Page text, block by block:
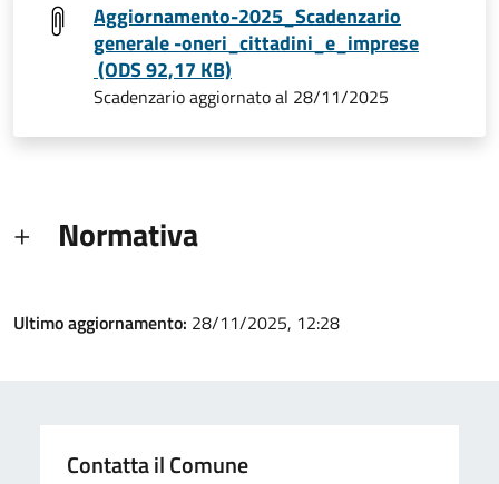
Aggiornamento-2025_Scadenzario
generale -oneri_cittadini_e_imprese
(ODS 92,17 KB)
Scadenzario aggiornato al 28/11/2025
Normativa
Ultimo aggiornamento: 28/11/2025, 12:28
Contatta il Comune